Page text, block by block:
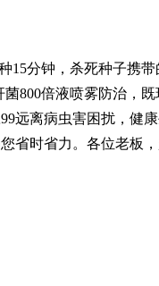
分钟，杀死种子携
800倍液喷雾防治，
远离病虫害困扰，健康
省时省力。各位老板